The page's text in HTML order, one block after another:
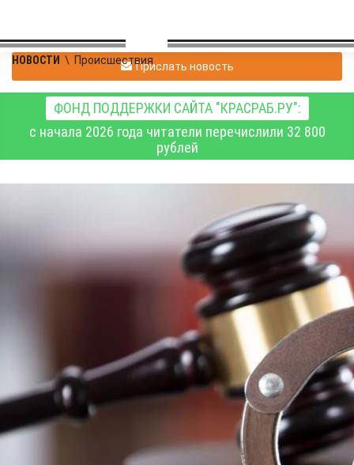
НОВОСТИ \ ПроисшествияПрислать новость
ФОНД ПОДДЕРЖКИ САЙТА "КРАСРАБ.РУ":
с начала 2026 года читатели перечислили 32 800
рублей
В красноярской колонии
строгого режима
осуждённый пытался
дать взятку начальнику
отряда
Происшествия